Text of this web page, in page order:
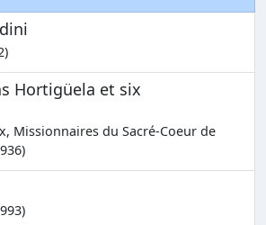
Hortigüela et six
Missionnaires du Sacré-Coeur de